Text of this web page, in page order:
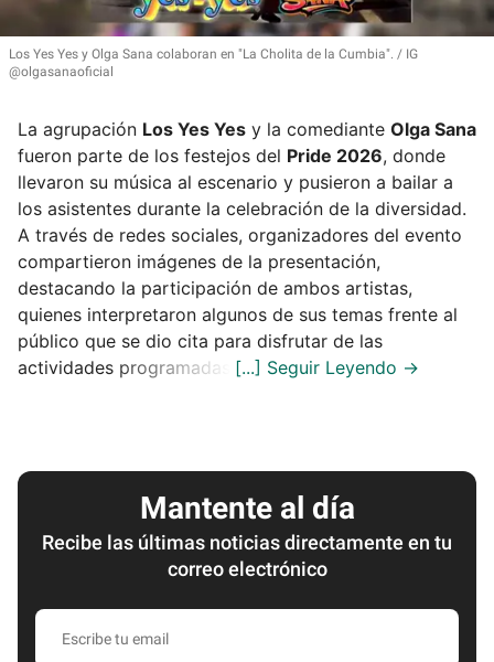
Los Yes Yes y Olga Sana colaboran en "La Cholita de la Cumbia"
IG
@olgasanaoficial
La agrupación Los Yes Yes y la comediante Olga Sana
fueron parte de los festejos del Pride 2026, donde
llevaron su música al escenario y pusieron a bailar a
los asistentes durante la celebración de la diversidad.
A través de redes sociales, organizadores del evento
compartieron imágenes de la presentación,
destacando la participación de ambos artistas,
quienes interpretaron algunos de sus temas frente al
público que se dio cita para disfrutar de las
actividades programadas.
Mantente al día
Recibe las últimas noticias directamente en tu
correo electrónico
Escribe